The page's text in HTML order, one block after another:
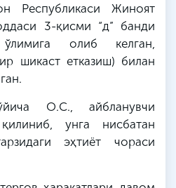
Республикаси Жиноят
3-қисми “д” банди
ўлимига олиб келган,
шикаст етказиш) билан
О.С., айбланувчи
унга нисбатан
эҳтиёт чораси